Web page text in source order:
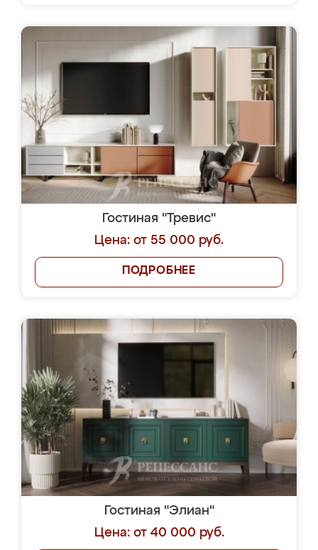
Гостиная "Тревис"
Цена: от 55 000 руб.
ПОДРОБНЕЕ
Гостиная "Элиан"
Цена: от 40 000 руб.